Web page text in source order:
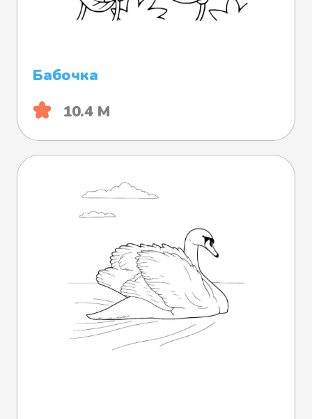
Бабочка
10.4 М